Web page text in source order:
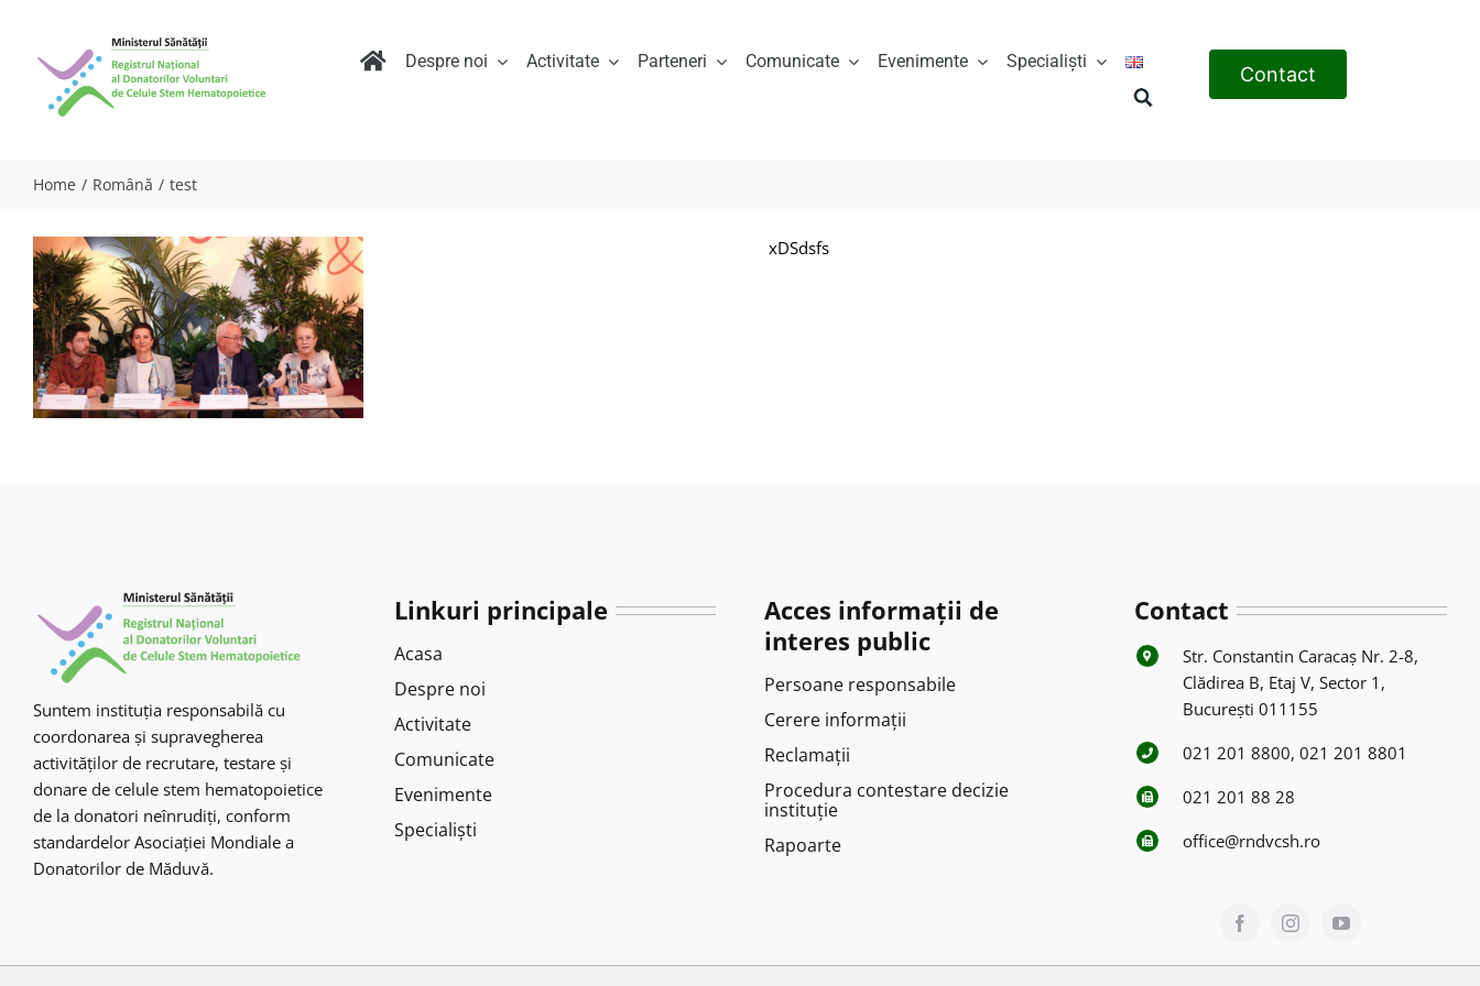
content
Despre noi Activitate Parteneri Comunicate Evenimente Specialiști
Contact
Home Română test
xDSdsfs
Suntem instituţia responsabilă cu
coordonarea şi supravegherea
activităţilor de recrutare, testare şi
donare de celule stem hematopoietice
de la donatori neînrudiţi, conform
standardelor Asociaţiei Mondiale a
Donatorilor de Măduvă.
Linkuri principale
Acasa
Despre noi
Activitate
Comunicate
Evenimente
Specialiști
Acces informații de
interes public
Persoane responsabile
Cerere informații
Reclamații
Procedura contestare decizie
instituție
Rapoarte
Contact
Str. Constantin Caracaş Nr. 2-8,
Clădirea B, Etaj V, Sector 1,
Bucureşti 011155
021 201 8800, 021 201 8801
021 201 88 28
office@rndvcsh.ro